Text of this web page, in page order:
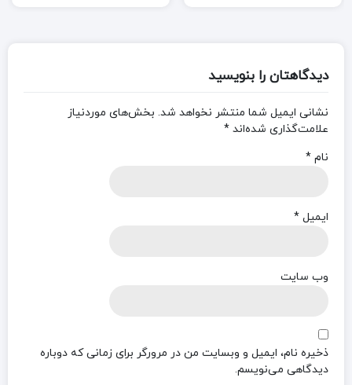
دیدگاهتان را بنویسید
نشانی ایمیل شما منتشر نخواهد شد. بخش‌های موردنیاز
علامت‌گذاری شده‌اند *
نام *
ایمیل *
وب‌ سایت
ذخیره نام، ایمیل و وبسایت من در مرورگر برای زمانی که دوباره
دیدگاهی می‌نویسم.